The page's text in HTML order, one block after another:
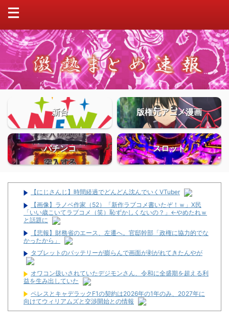
新台 版権元アニメ漫画
パチンコ スロット
【にじさんじ】時間経過でどんどん沈んでいくVTuber
【画像】ラノベ作家（52）「新作ラブコメ書いたぞ！ｗ」X民
「いい歳こいてラブコメ（笑）恥ずかしくないの？」←やめたれｗ
と話題に
【悲報】財務省のエース、左遷へ。官邸幹部「政権に協力的でな
かったから」
タブレットのバッテリーが膨らんで画面が剥がれてきたんやが
オワコン扱いされていたデジモンさん、令和に全盛期を超える利
益を生み出していた
ペレスとキャデラックF1の契約は2026年の1年のみ、2027年に
向けてウィリアムズと交渉開始との情報
【画像】令和最新版のあのちゃん、可愛過ぎてワイらにブッ刺さ